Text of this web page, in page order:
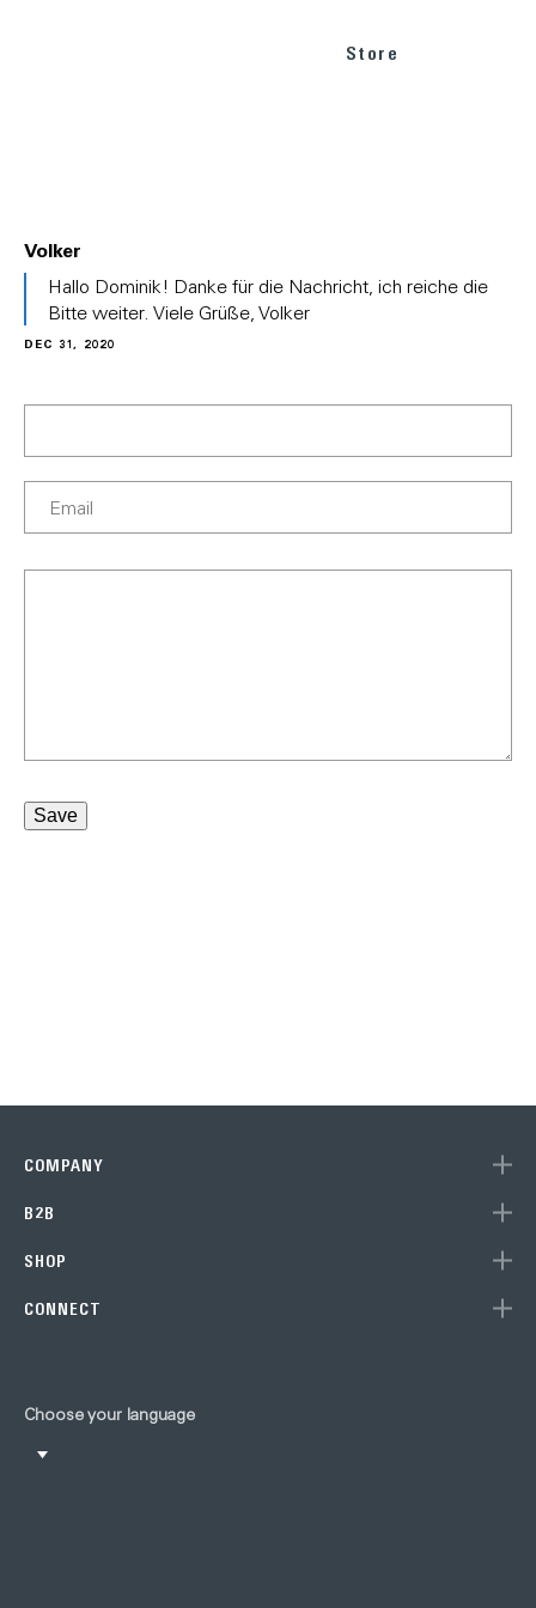
Store
Volker
reply
to
(No
Dominik
Hallo Dominik! Danke für die Nachricht, ich reiche die
Bitte weiter. Viele Grüße, Volker
DEC 31, 2020
COMPANY
B2B
SHOP
CONNECT
Choose your language